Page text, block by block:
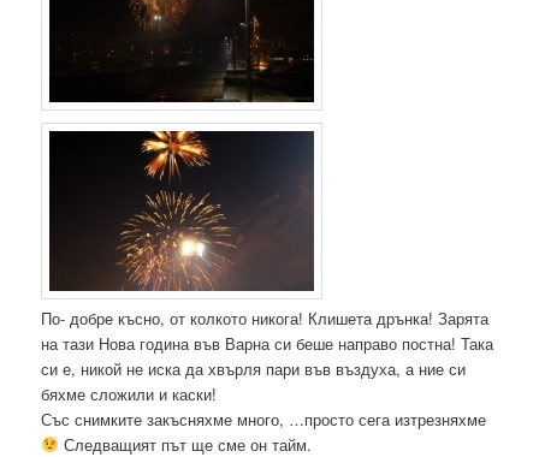
По- добре късно, от колкото никога! Клишета дрънка! Зарята
на тази Нова година във Варна си беше направо постна! Така
си е, никой не иска да хвърля пари във въздуха, а ние си
бяхме сложили и каски!
Със снимките закъсняхме много, …просто сега изтрезняхме
Следващият път ще сме он тайм.